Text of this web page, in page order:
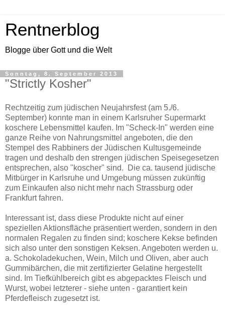
Rentnerblog
Blogge über Gott und die Welt
Sonntag, 8. September 2013
"Strictly Kosher"
Rechtzeitig zum jüdischen Neujahrsfest (am 5./6.
September) konnte man in einem Karlsruher Supermarkt
koschere Lebensmittel kaufen. Im "Scheck-In" werden eine
ganze Reihe von Nahrungsmittel angeboten, die den
Stempel des Rabbiners der Jüdischen Kultusgemeinde
tragen und deshalb den strengen jüdischen Speisegesetzen
entsprechen, also "koscher" sind. Die ca. tausend jüdische
Mitbürger in Karlsruhe und Umgebung müssen zukünftig
zum Einkaufen also nicht mehr nach Strassburg oder
Frankfurt fahren.
Interessant ist, dass diese Produkte nicht auf einer
speziellen Aktionsfläche präsentiert werden, sondern in den
normalen Regalen zu finden sind; koschere Kekse befinden
sich also unter den sonstigen Keksen. Angeboten werden u.
a. Schokoladekuchen, Wein, Milch und Oliven, aber auch
Gummibärchen, die mit zertifizierter Gelatine hergestellt
sind. Im Tiefkühlbereich gibt es abgepacktes Fleisch und
Wurst, wobei letzterer - siehe unten - garantiert kein
Pferdefleisch zugesetzt ist.